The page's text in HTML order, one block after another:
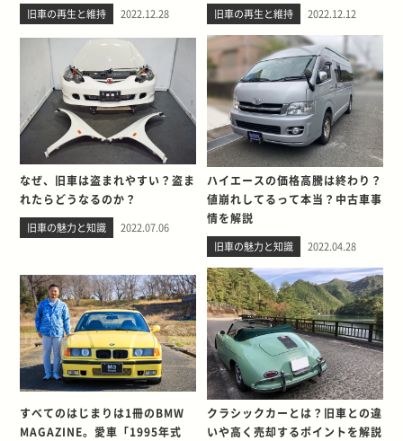
旧車の再生と維持 2022.12.28 旧車の再生と維持 2022.12.12
なぜ、旧車は盗まれやすい？盗ま
れたらどうなるのか？
旧車の魅力と知識 2022.07.06
ハイエースの価格高騰は終わり？
値崩れしてるって本当？中古車事
情を解説
旧車の魅力と知識 2022.04.28
すべてのはじまりは1冊のBMW
MAGAZINE。愛車「1995年式
クラシックカーとは？旧車との違
いや高く売却するポイントを解説